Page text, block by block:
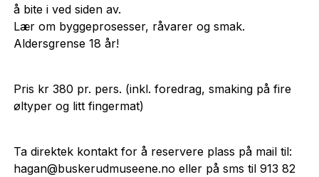
å bite i ved siden av.
Lær om byggeprosesser, råvarer og smak.
Aldersgrense 18 år!
Pris kr 380 pr. pers. (inkl. foredrag, smaking på fire
øltyper og litt fingermat)
Ta direktek kontakt for å reservere plass på mail til:
hagan@buskerudmuseene.no eller på sms til 913 82